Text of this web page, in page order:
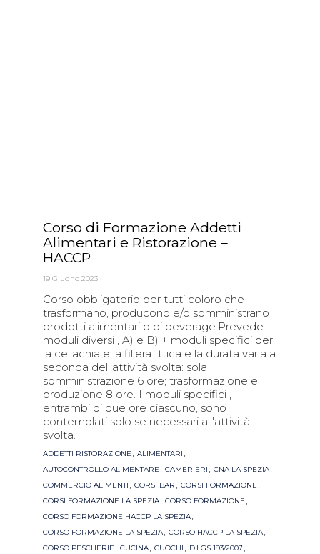
Corso di Formazione Addetti
Alimentari e Ristorazione –
HACCP
19 Giugno 2023
Corso obbligatorio per tutti coloro che
trasformano, producono e/o somministrano
prodotti alimentari o di beverage.Prevede
moduli diversi , A) e B) + moduli specifici per
la celiachia e la filiera Ittica e la durata varia a
seconda dell'attività svolta: sola
somministrazione 6 ore; trasformazione e
produzione 8 ore. I moduli specifici ,
entrambi di due ore ciascuno, sono
contemplati solo se necessari all'attività
svolta.
Tags
ADDETTI RISTORAZIONE , ALIMENTARI ,
AUTOCONTROLLO ALIMENTARE , CAMERIERI , CNA LA SPEZIA,
COMMERCIO ALIMENTI , CORSI BAR , CORSI FORMAZIONE ,
CORSI FORMAZIONE LA SPEZIA, CORSO FORMAZIONE ,
CORSO FORMAZIONE HACCP LA SPEZIA,
CORSO FORMAZIONE LA SPEZIA, CORSO HACCP LA SPEZIA,
CORSO PESCHERIE , CUCINA, CUOCHI , D.LGS 193/2007 ,